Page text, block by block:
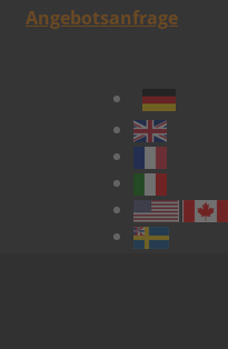
Angebotsanfrage